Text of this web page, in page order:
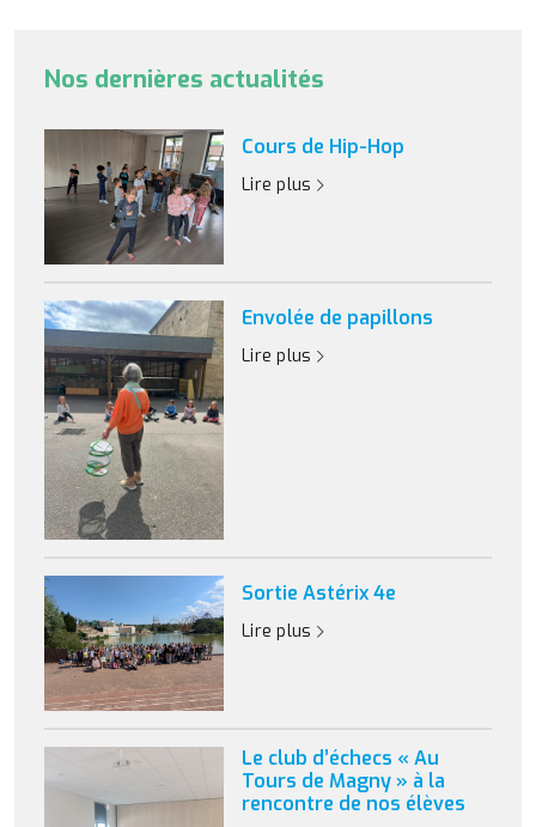
Nos dernières actualités
Cours de Hip-Hop
Lire plus
Envolée de papillons
Lire plus
Sortie Astérix 4e
Lire plus
Le club d’échecs « Au
Tours de Magny » à la
rencontre de nos élèves